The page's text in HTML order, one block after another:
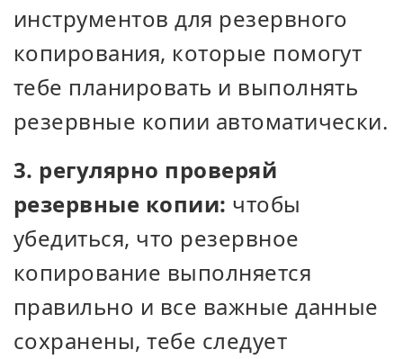
инструментов для резервного
копирования, которые помогут
тебе планировать и выполнять
резервные копии автоматически.
3. регулярно проверяй
резервные копии: чтобы
убедиться, что резервное
копирование выполняется
правильно и все важные данные
сохранены, тебе следует